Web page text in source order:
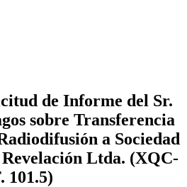
de Informe del Sr.
sobre Transferencia
a Sociedad
Ltda. (XQC-
101.5)